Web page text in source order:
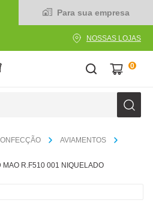
Para sua empresa
NOSSAS LOJAS
0
AVIAMENTOS
MAO R.F510 001 NIQUELADO